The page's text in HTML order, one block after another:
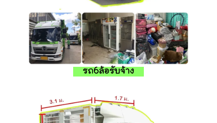
รถ6ล้อรับจ้าง